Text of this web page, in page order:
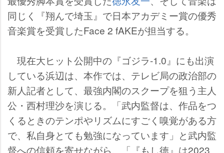
同じく『翔んで埼玉』で日本アカデミー賞の優秀
音楽賞を受賞したFace 2 fAKEが担当する。
現在大ヒット公開中の『ゴジラ-1.0』にも出演
している浜辺は、本作では、テレビ局の政治部の
新人記者として、最強内閣のスクープを狙う主人
公・西村理沙を演じる。「武内監督は、作品をつ
くるときのテンポやリズムにすごく嗅覚がある方
で、私自身とても勉強になっています」と武内監
督への信頼を寄せながら、「『もし徳』は2023